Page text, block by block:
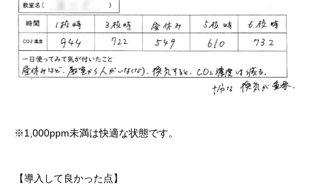
※1,000ppm未満は快適な状態です。
【導入して良かった点】